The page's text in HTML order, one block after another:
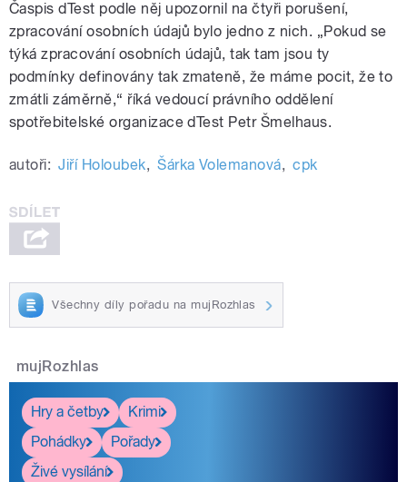
Časpis dTest podle něj upozornil na čtyři porušení,
zpracování osobních údajů bylo jedno z nich. „Pokud se
týká zpracování osobních údajů, tak tam jsou ty
podmínky definovány tak zmateně, že máme pocit, že to
zmátli záměrně,“ říká vedoucí právního oddělení
spotřebitelské organizace dTest Petr Šmelhaus.
autoři: Jiří Holoubek, Šárka Volemanová, cpk
Všechny díly pořadu na mujRozhlas
mujRozhlas
Hry a četby
Krimi
Pohádky
Pořady
Živé vysílání